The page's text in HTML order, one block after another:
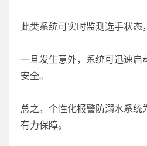
此类系统可实时监测选手状态
一旦发生意外，系统可迅速启
安全。
总之，个性化报警防溺水系统
有力保障。